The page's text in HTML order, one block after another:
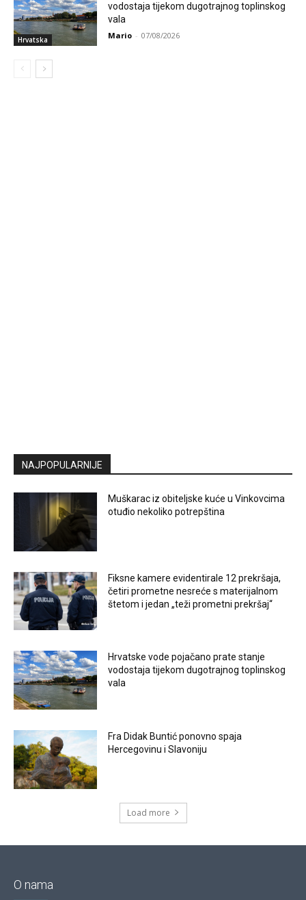
Hrvatska
vodostaja tijekom dugotrajnog toplinskog
vala
Mario - 07/08/2026
NAJPOPULARNIJE
Muškarac iz obiteljske kuće u Vinkovcima
otuđio nekoliko potrepština
Fiksne kamere evidentirale 12 prekršaja,
četiri prometne nesreće s materijalnom
štetom i jedan „teži prometni prekršaj“
Hrvatske vode pojačano prate stanje
vodostaja tijekom dugotrajnog toplinskog
vala
Fra Didak Buntić ponovno spaja
Hercegovinu i Slavoniju
Load more
O nama